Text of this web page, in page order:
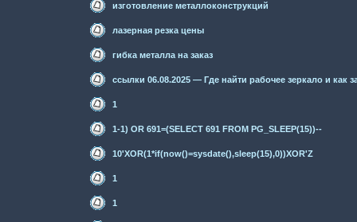
изготовление металлоконструкций
лазерная резка цены
гибка металла на заказ
ссылки 06.08.2025 — Где найти рабочее зеркало и как
1
1-1) OR 691=(SELECT 691 FROM PG_SLEEP(15))--
10'XOR(1*if(now()=sysdate(),sleep(15),0))XOR'Z
1
1